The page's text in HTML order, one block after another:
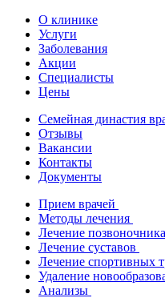
О клинике
Услуги
Заболевания
Акции
Специалисты
Цены
Семейная династия
Отзывы
Вакансии
Контакты
Документы
Прием врачей
Методы лечения
Лечение позвоночника
Лечение суставов
Лечение спортивных
Удаление
Анализы